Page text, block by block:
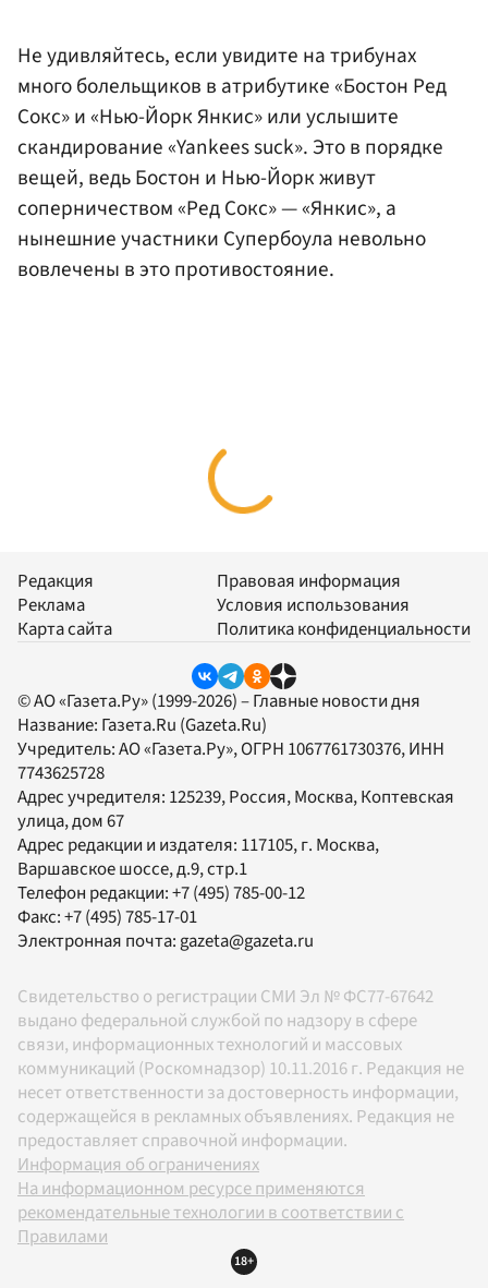
Не удивляйтесь, если увидите на трибунах
много болельщиков в атрибутике «Бостон Ред
Сокс» и «Нью-Йорк Янкис» или услышите
скандирование «Yankees suck». Это в порядке
вещей, ведь Бостон и Нью-Йорк живут
соперничеством «Ред Сокс» — «Янкис», а
нынешние участники Супербоула невольно
вовлечены в это противостояние.
Редакция
Реклама
Карта сайта
Правовая информация
Условия использования
Политика конфиденциальности
© АО «Газета.Ру» (1999-2026) – Главные новости дня
Название: Газета.Ru (Gazeta.Ru)
Учредитель:АО «Газета.Ру», ОГРН 1067761730376, ИНН
7743625728
Адрес учредителя: 125239, Россия, Москва, Коптевская
улица, дом 67
Адрес редакции и издателя: 117105, г. Москва,
Варшавское шоссе, д.9, стр.1
Телефон редакции:+7 (495) 785-00-12
Факс:+7 (495) 785-17-01
Электронная почта:gazeta@gazeta.ru
Свидетельство о регистрации СМИ Эл № ФС77-67642
выдано федеральной службой по надзору в сфере
связи, информационных технологий и массовых
коммуникаций (Роскомнадзор) 10.11.2016 г. Редакция не
несет ответственности за достоверность информации,
содержащейся в рекламных объявлениях. Редакция не
предоставляет справочной информации.
Информация об ограничениях
На информационном ресурсе применяются
рекомендательные технологии в соответствии с
Правилами
18+